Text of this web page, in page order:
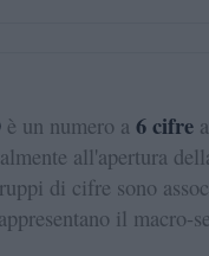
è un numero a 6 cifre
all'apertura
di cifre sono
il macro-